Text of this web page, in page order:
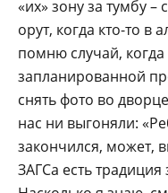
«их» зону за тумбу –
орут, когда кто-то в
помню случай,
запланированной
снять фото во
нас ни выгоняли:
закончился, может,
ЗАГСа есть традиция